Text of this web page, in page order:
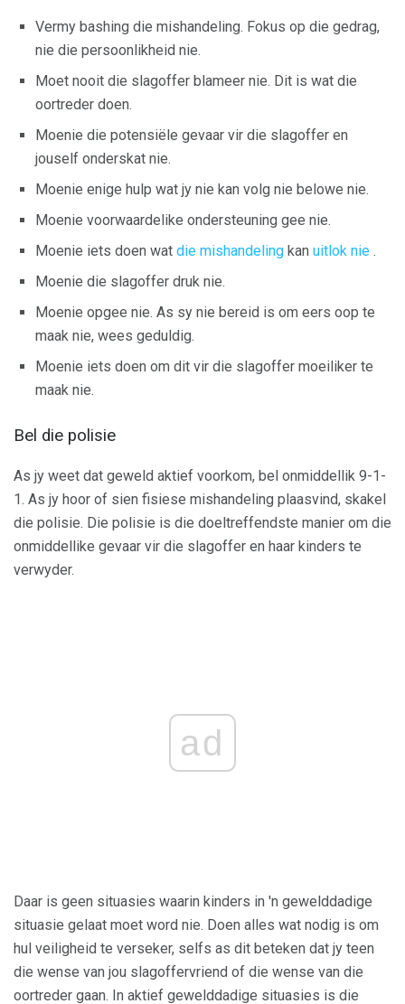
Vermy bashing die mishandeling. Fokus op die gedrag,
nie die persoonlikheid nie.
Moet nooit die slagoffer blameer nie. Dit is wat die
oortreder doen.
Moenie die potensiële gevaar vir die slagoffer en
jouself onderskat nie.
Moenie enige hulp wat jy nie kan volg nie belowe nie.
Moenie voorwaardelike ondersteuning gee nie.
Moenie iets doen wat die mishandeling kan uitlok nie .
Moenie die slagoffer druk nie.
Moenie opgee nie. As sy nie bereid is om eers oop te
maak nie, wees geduldig.
Moenie iets doen om dit vir die slagoffer moeiliker te
maak nie.
Bel die polisie
As jy weet dat geweld aktief voorkom, bel onmiddellik 9-1-
1. As jy hoor of sien fisiese mishandeling plaasvind, skakel
die polisie. Die polisie is die doeltreffendste manier om die
onmiddellike gevaar vir die slagoffer en haar kinders te
verwyder.
ad
Daar is geen situasies waarin kinders in 'n gewelddadige
situasie gelaat moet word nie. Doen alles wat nodig is om
hul veiligheid te verseker, selfs as dit beteken dat jy teen
die wense van jou slagoffervriend of die wense van die
oortreder gaan. In aktief gewelddadige situasies is die